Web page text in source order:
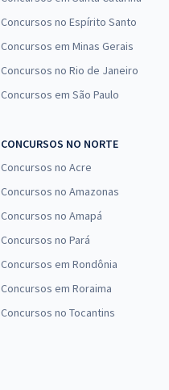
Concursos no Espírito Santo
Concursos em Minas Gerais
Concursos no Rio de Janeiro
Concursos em São Paulo
CONCURSOS NO NORTE
Concursos no Acre
Concursos no Amazonas
Concursos no Amapá
Concursos no Pará
Concursos em Rondônia
Concursos em Roraima
Concursos no Tocantins